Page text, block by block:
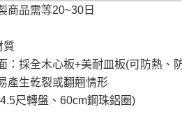
商品需等20~30日
質
：採全木心板+美耐皿板(可防熱、
產生乾裂或翻翹情形
尺轉盤、60cm鋼珠鋁圈)
注意事項
本司貨車運送如因路況不佳、天
者同意將會進行維修)。
如欲放置營業場所及公開
▪️訂單成立時請儘速於三日內完
請密切注意。